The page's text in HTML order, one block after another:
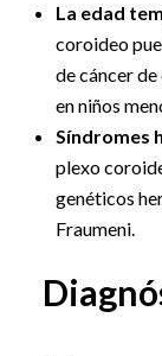
La edad
coroideo
de cáncer
en niños
Síndromes
plexo
genéticos
Fraumeni.